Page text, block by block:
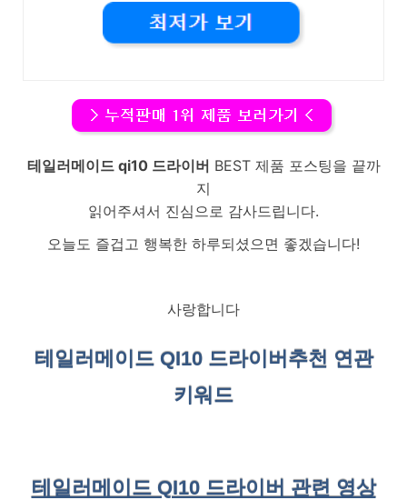
테일러메이드 qi10 드라이버 BEST 제품 포스팅을 끝까
지
읽어주셔서 진심으로 감사드립니다.
오늘도 즐겁고 행복한 하루되셨으면 좋겠습니다!
사랑합니다
테일러메이드 QI10 드라이버 추천 연관
키워드
테일러메이드 QI10 드라이버 관련 영상